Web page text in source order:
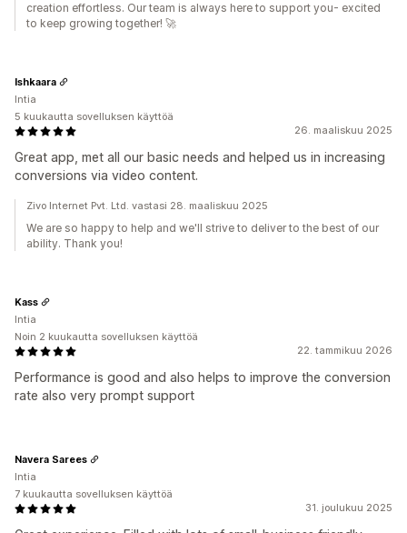
creation effortless. Our team is always here to support you- excited
to keep growing together! 🚀
26. maaliskuu 2025
Great app, met all our basic needs and helped us in increasing
conversions via video content.
Ishkaara
Intia
5 kuukautta sovelluksen käyttöä
Zivo Internet Pvt. Ltd. vastasi 28. maaliskuu 2025
We are so happy to help and we'll strive to deliver to the best of our
ability. Thank you!
22. tammikuu 2026
Performance is good and also helps to improve the conversion
rate also very prompt support
Kass
Intia
Noin 2 kuukautta sovelluksen käyttöä
31. joulukuu 2025
Navera Sarees
Intia
7 kuukautta sovelluksen käyttöä